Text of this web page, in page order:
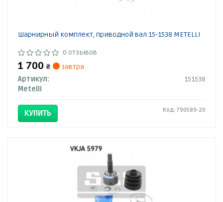
Шарнирный комплект, приводной вал 15-1538 METELLI
0 отзывов
1 700 ₴
завтра
Артикул:
151538
Metelli
КУПИТЬ Код: 790589-20